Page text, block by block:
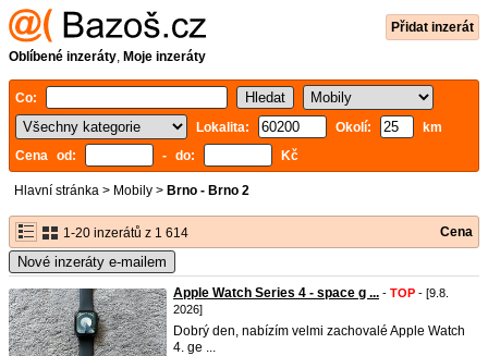
Přidat inzerát
Oblíbené inzeráty, Moje inzeráty
Co:
Lokalita:
Okolí:
km
Cena od:
- do: Kč
Hlavní stránka > Mobily > Brno - Brno 2
1-20 inzerátů z 1 614 Cena
Nové inzeráty e-mailem
Apple Watch Series 4 - space g ... - TOP - [9.8.
2026]
Dobrý den, nabízím velmi zachovalé Apple Watch
4. ge ...